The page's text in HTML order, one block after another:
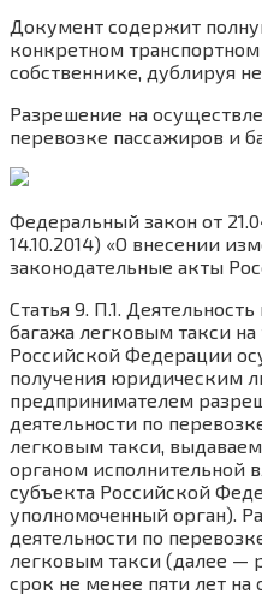
Документ содержит
конкретном транспортном
собственнике, дублируя
Разрешение на
перевозке пассажиров и
Федеральный закон от
14.10.2014) «О внесении
законодательные акты
Статья 9. П.1.
багажа легковым такси
Российской Федерации
получения юридическим
предпринимателем
деятельности по
легковым такси,
органом исполнительной
субъекта Российской
уполномоченный орган).
деятельности по
легковым такси (далее —
срок не менее пяти лет на